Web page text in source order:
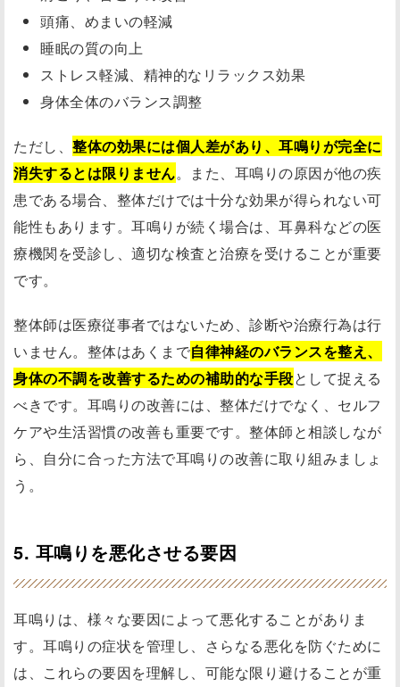
頭痛、めまいの軽減
睡眠の質の向上
ストレス軽減、精神的なリラックス効果
身体全体のバランス調整
ただし、 整体の効果には個人差があり、耳鳴りが完全に
消失するとは限りません。また、耳鳴りの原因が他の疾
患である場合、整体だけでは十分な効果が得られない可
能性もあります。耳鳴りが続く場合は、耳鼻科などの医
療機関を受診し、適切な検査と治療を受けることが重要
です。
整体師は医療従事者ではないため、診断や治療行為は行
いません。整体はあくまで自律神経のバランスを整え、
身体の不調を改善するための補助的な手段として捉える
べきです。耳鳴りの改善には、整体だけでなく、セルフ
ケアや生活習慣の改善も重要です。整体師と相談しなが
ら、自分に合った方法で耳鳴りの改善に取り組みましょ
う。
5. 耳鳴りを悪化させる要因
耳鳴りは、様々な要因によって悪化することがありま
す。耳鳴りの症状を管理し、さらなる悪化を防ぐために
は、これらの要因を理解し、可能な限り避けることが重